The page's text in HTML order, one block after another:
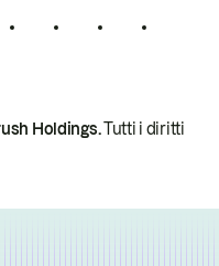
Holdings.Tutti i diritti